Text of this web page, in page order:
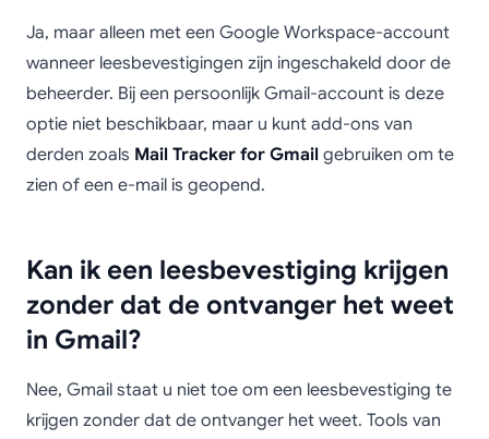
Ja, maar alleen met een Google Workspace-account
wanneer leesbevestigingen zijn ingeschakeld door de
beheerder. Bij een persoonlijk Gmail-account is deze
optie niet beschikbaar, maar u kunt add-ons van
derden zoals Mail Tracker for Gmail gebruiken om te
zien of een e-mail is geopend.
Kan ik een leesbevestiging krijgen
zonder dat de ontvanger het weet
in Gmail?
Nee, Gmail staat u niet toe om een leesbevestiging te
krijgen zonder dat de ontvanger het weet. Tools van